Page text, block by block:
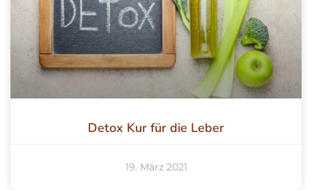
Detox Kur für die Leber
19. März 2021